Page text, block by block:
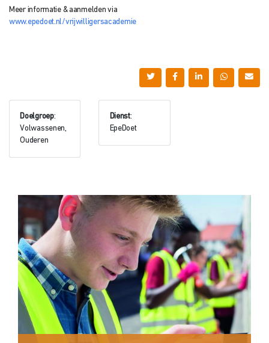
Meer informatie & aanmelden via
www.epedoet.nl/vrijwilligersacademie
Doelgroep:
Volwassenen,
Ouderen
Dienst:
EpeDoet